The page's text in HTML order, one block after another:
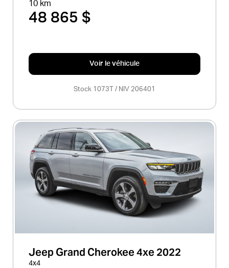
10 km
48 865 $
Voir le véhicule
Stock 1073T / NIV 206401
Jeep Grand Cherokee 4xe 2022
4x4